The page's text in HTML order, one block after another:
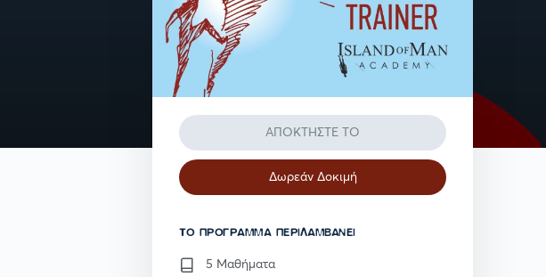
ΑΠΟΚΤΗΣΤΕ ΤΟ
Δωρεάν Δοκιμή
TO ΠΡΌΓΡΑΜΜΑ ΠΕΡΙΛΑΜΒΆΝΕΙ
5 Μαθήματα